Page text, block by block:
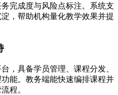
完成度与风险点标注。系统支
，帮助机构量化教学效果并提
，具备学员管理、课程分发、
能。教务端能快速编排课程并
程。